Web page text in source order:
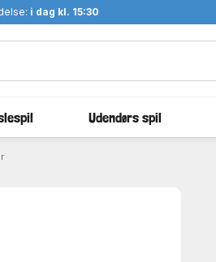
i dag kl. 15:30
Udendørs spil